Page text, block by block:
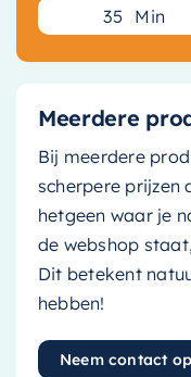
35 Min
Meerdere
Bij meerdere
scherpere prijzen
hetgeen waar je
de webshop
Dit betekent
hebben!
Neem contact op